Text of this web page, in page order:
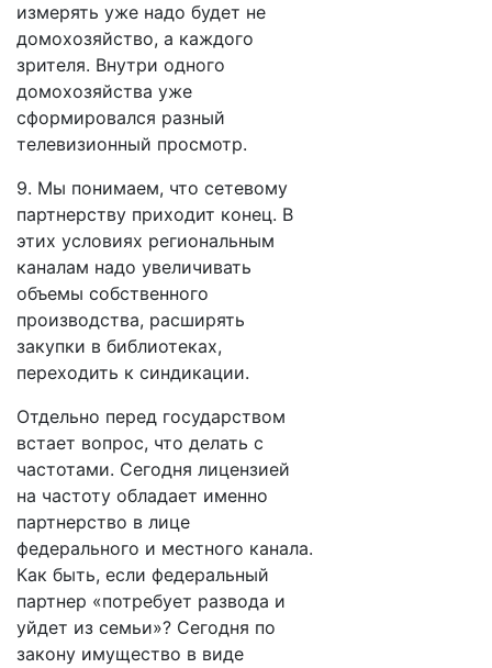
измерять уже надо будет не
домохозяйство, а каждого
зрителя. Внутри одного
домохозяйства уже
сформировался разный
телевизионный просмотр.
9. Мы понимаем, что сетевому
партнерству приходит конец. В
этих условиях региональным
каналам надо увеличивать
объемы собственного
производства, расширять
закупки в библиотеках,
переходить к синдикации.
Отдельно перед государством
встает вопрос, что делать с
частотами. Сегодня лицензией
на частоту обладает именно
партнерство в лице
федерального и местного канала.
Как быть, если федеральный
партнер «потребует развода и
уйдет из семьи»? Сегодня по
закону имущество в виде